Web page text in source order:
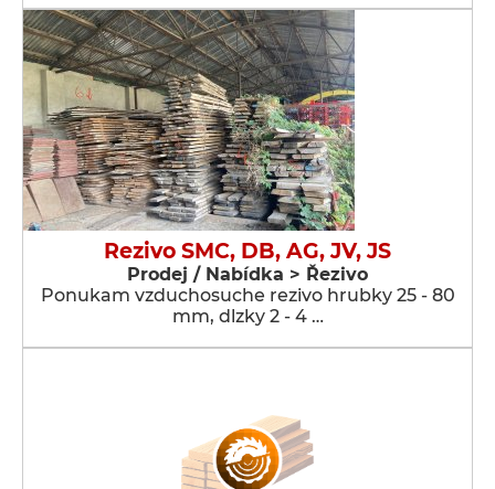
Rezivo SMC, DB, AG, JV, JS
Prodej / Nabídka > Řezivo
Ponukam vzduchosuche rezivo hrubky 25 - 80
mm, dlzky 2 - 4 …